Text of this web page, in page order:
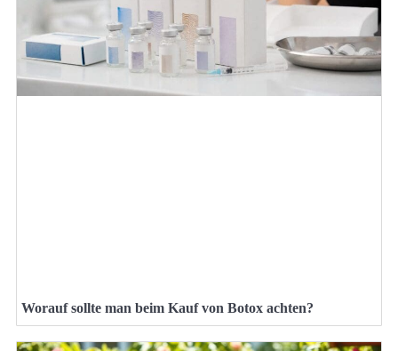
Worauf sollte man beim Kauf von Botox achten?